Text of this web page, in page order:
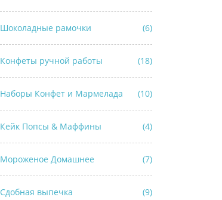
Шоколадные рамочки (6)
Конфеты ручной работы (18)
Наборы Конфет и Мармелада (10)
Кейк Попсы & Маффины (4)
Мороженое Домашнее (7)
Сдобная выпечка (9)